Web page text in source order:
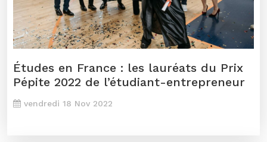
Études en France : les lauréats du Prix
Pépite 2022 de l’étudiant-entrepreneur
vendredi 18 Nov 2022